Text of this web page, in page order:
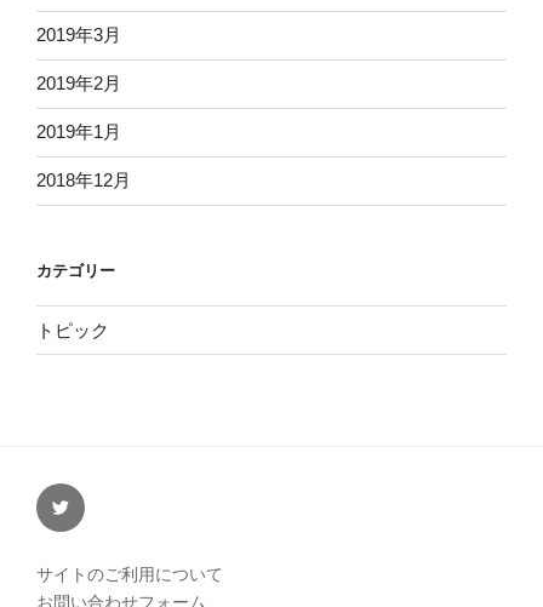
2019年3月
2019年2月
2019年1月
2018年12月
カテゴリー
トピック
twitter
サイトのご利用について
お問い合わせフォーム